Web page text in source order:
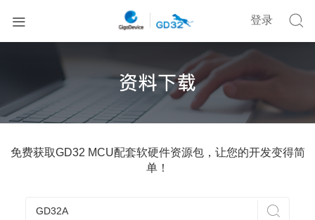
 
登录
免费获取GD32 MCU配套软硬件资源包，让您的开发变得简
单！
